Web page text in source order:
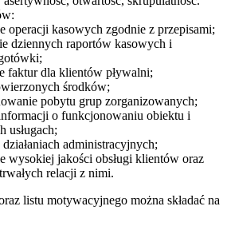
operacji kasowych zgodnie z przepisami;
dziennych raportów kasowych i
faktur dla klientów pływalni;
środków;
pobytu grup zorganizowanych;
o funkcjonowaniu obiektu i
usługach;
administracyjnych;
wysokiej jakości obsługi klientów oraz
relacji z nimi.
listu motywacyjnego można składać na